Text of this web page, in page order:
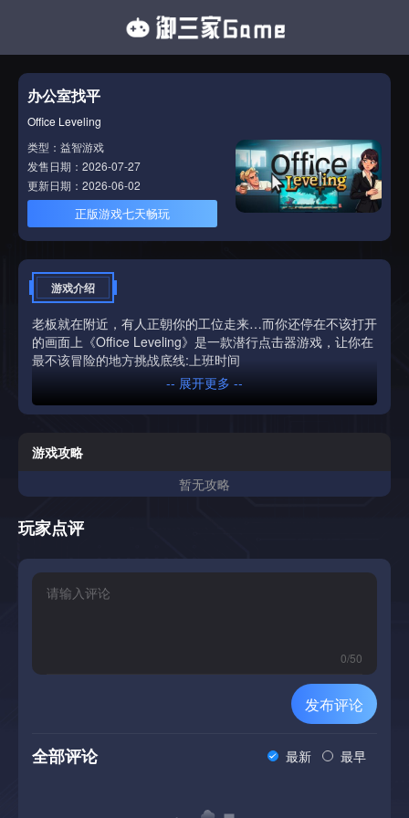
办公室找平
Office Leveling
类型：益智游戏
发售日期：2026-07-27
更新日期：2026-06-02
正版游戏七天畅玩
游戏介绍
老板就在附近，有人正朝你的工位走来…而你还停在不该打开
的画面上《Office Leveling》是一款潜行点击器游戏，让你在
最不该冒险的地方挑战底线:上班时间
-- 展开更多 --
游戏攻略
暂无攻略
玩家点评
0/50
发布评论
全部评论 最新 最早